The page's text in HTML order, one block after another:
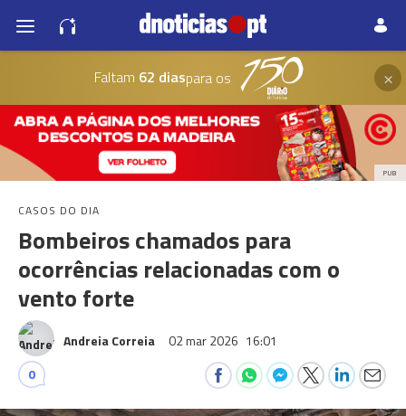
Faltam 62 diaspara os ×
PUB
CASOS DO DIA
Bombeiros chamados para
ocorrências relacionadas com o
vento forte
Andreia Correia 02 mar 2026 16:01
0